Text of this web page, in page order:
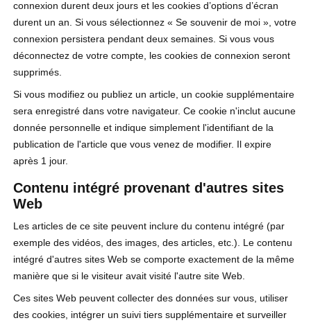
connexion durent deux jours et les cookies d’options d’écran
durent un an. Si vous sélectionnez « Se souvenir de moi », votre
connexion persistera pendant deux semaines. Si vous vous
déconnectez de votre compte, les cookies de connexion seront
supprimés.
Si vous modifiez ou publiez un article, un cookie supplémentaire
sera enregistré dans votre navigateur. Ce cookie n'inclut aucune
donnée personnelle et indique simplement l'identifiant de la
publication de l'article que vous venez de modifier. Il expire
après 1 jour.
Contenu intégré provenant d'autres sites
Web
Les articles de ce site peuvent inclure du contenu intégré (par
exemple des vidéos, des images, des articles, etc.). Le contenu
intégré d'autres sites Web se comporte exactement de la même
manière que si le visiteur avait visité l'autre site Web.
Ces sites Web peuvent collecter des données sur vous, utiliser
des cookies, intégrer un suivi tiers supplémentaire et surveiller